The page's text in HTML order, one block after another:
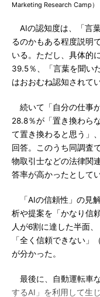
Marketing Research Camp）
AIの認知度は、「言
るのかもある程度説明
いる。ただし、具体的
39.5％、「言葉を聞い
はおおむね認知されて
続いて「自分の仕事
28.8％が「置き換わら
て置き換わると思う」
回答。このうち同調査
物取引士などの法律関
答率が高かったとしてい
「AIの信頼性」の見
析や提案を「かなり信
人が6割に達した半面
「全く信頼できない」
が分かった。
最後に、自動運転車
するAI」を利用して生